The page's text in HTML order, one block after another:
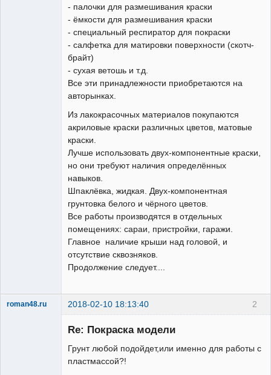
- палочки для размешивания краски
- ёмкости для размешивания краски
- специальный респиратор для покраски
- салфетка для матировки поверхности (скотч-
брайт)
- сухая ветошь и т.д.
Все эти принадлежности приобретаются на
авторынках.
Из лакокрасочных материалов покупаются
акриловые краски различных цветов, матовые
краски.
Лучше использовать двух-компонентные краски,
но они требуют наличия определённых
навыков.
Шпаклёвка, жидкая. Двух-компонентная
грунтовка белого и чёрного цветов.
Все работы производятся в отдельных
помещениях: сараи, пристройки, гаражи.
Главное наличие крыши над головой, и
отсутствие сквозняков.
Продолжение следует....
2
roman48.ru 2018-02-10 18:13:40
Re: Покраска модели
Грунт любой подойдет,или именно для работы с
пластмассой?!